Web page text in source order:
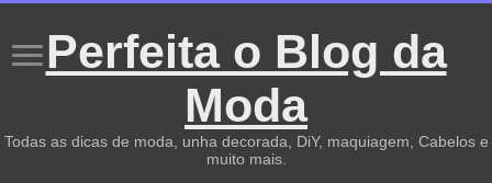
Perfeita o Blog da
Moda
Todas as dicas de moda, unha decorada, DiY, maquiagem, Cabelos e
muito mais.